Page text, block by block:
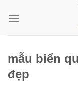
mẫu biển
đẹp